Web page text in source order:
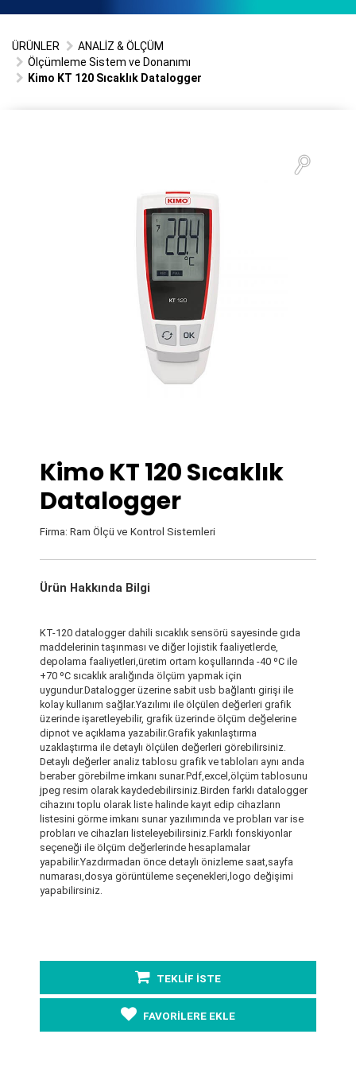
ÜRÜNLER
ANALİZ & ÖLÇÜM
Ölçümleme Sistem ve Donanımı
Kimo KT 120 Sıcaklık Datalogger
Kimo KT 120 Sıcaklık
Datalogger
Firma: Ram Ölçü ve Kontrol Sistemleri
Ürün Hakkında Bilgi
KT-120 datalogger dahili sıcaklık sensörü sayesinde gıda
maddelerinin taşınması ve diğer lojistik faaliyetlerde,
depolama faaliyetleri,üretim ortam koşullarında -40 ºC ile
+70 ºC sıcaklık aralığında ölçüm yapmak için
uygundur.Datalogger üzerine sabit usb bağlantı girişi ile
kolay kullanım sağlar.Yazılımı ile ölçülen değerleri grafik
üzerinde işaretleyebilir, grafik üzerinde ölçüm değelerine
dipnot ve açıklama yazabilir.Grafik yakınlaştırma
uzaklaştırma ile detaylı ölçülen değerleri görebilirsiniz.
Detaylı değerler analiz tablosu grafik ve tabloları aynı anda
beraber görebilme imkanı sunar.Pdf,excel,ölçüm tablosunu
jpeg resim olarak kaydedebilirsiniz.Birden farklı datalogger
cihazını toplu olarak liste halinde kayıt edip cihazların
listesini görme imkanı sunar yazılımında ve probları var ise
probları ve cihazları listeleyebilirsiniz.Farklı fonskiyonlar
seçeneği ile ölçüm değerlerinde hesaplamalar
yapabilir.Yazdırmadan önce detaylı önizleme saat,sayfa
numarası,dosya görüntüleme seçenekleri,logo değişimi
yapabilirsiniz.
TEKLİF İSTE
FAVORİLERE EKLE